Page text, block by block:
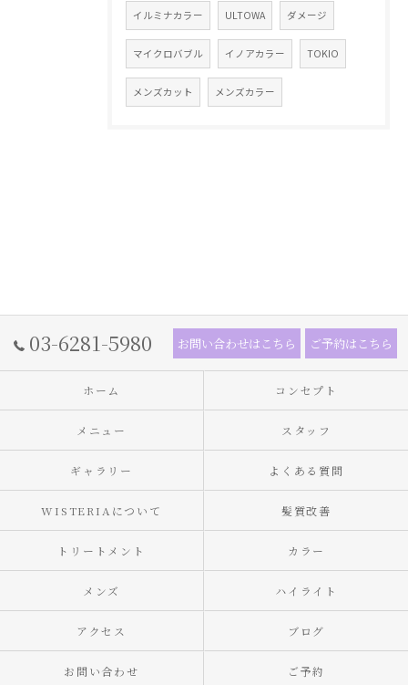
イルミナカラー ULTOWA ダメージ
マイクロバブル イノアカラー TOKIO
メンズカット メンズカラー
03-6281-5980 お問い合わせはこちら ご予約はこちら
ホーム コンセプト
メニュー スタッフ
ギャラリー よくある質問
WISTERIAについて 髪質改善
トリートメント カラー
メンズ ハイライト
アクセス ブログ
お問い合わせ ご予約